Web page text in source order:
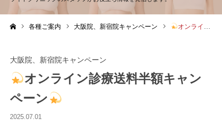
各種ご案内 大阪院、新宿院キャンペーン オンライン診療送料半額キャンペーン
大阪院、新宿院キャンペーン
オンライン診療送料半額キャン
ペーン
2025.07.01